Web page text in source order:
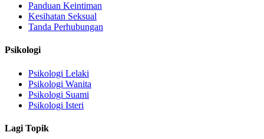
Panduan Keintiman
Kesihatan Seksual
Tanda Perhubungan
Psikologi
Psikologi Lelaki
Psikologi Wanita
Psikologi Suami
Psikologi Isteri
Lagi Topik